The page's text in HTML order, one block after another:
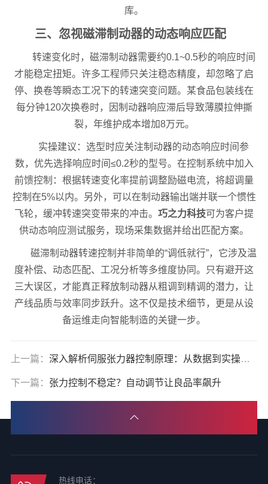
库。
三、忽视磁滞制动器的动态响应匹配
转速变化时，磁滞制动器需要约0.1~0.5秒的响应时间
才能稳定扭矩。许多工程师只关注稳态精度，却忽略了启
停、换卷等瞬态工况下的转速突变问题。某食品包装线在
每分钟120次换卷时，因制动器响应滞后导致薄膜拉伸撕
裂，年维护成本增加8万元。
实操建议：选型时应关注制动器的动态响应时间参
数，优先选择响应时间≤0.2秒的型号。在控制系统中加入
前馈控制：根据转速变化率提前调整励磁电流，将超调量
控制在5%以内。另外，可以在制动器输出端并联一个惯性
飞轮，缓冲转速突变带来的冲击。 巧之力科技可为客户提
供动态响应测试服务，现场采集数据并给出匹配方案。
磁滞制动器转速控制并非简单的“调低就行”，它涉及温
度补偿、动态匹配、工况分析等多维度协同。只有避开这
三大误区，才能真正释放制动器从粗调到精调的潜力，让
产线品质与效率同步跃升。这不仅是技术细节，更是从设
备运维走向智能制造的关键一步。
上一篇： 深入解析伺服张力器控制原理：从数据到实操的完整指南
下一篇： 张力控制不稳定？自动调节让良品率飙升
热线电话：